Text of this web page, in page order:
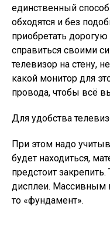
единственный
обходятся и без
приобретать
справиться своими
телевизор на стену,
какой монитор для
провода, чтобы всё
Для удобства
При этом надо
будет находиться,
предстоит
дисплеи. Массивным
то «фундамент».